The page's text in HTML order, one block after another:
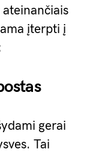
įterpti į
gerai
Tai